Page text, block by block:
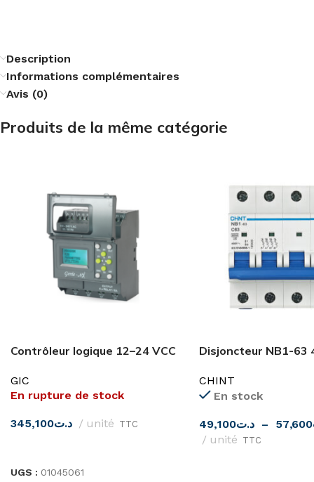
Description
Informations complémentaires
Avis (0)
Produits de la même catégorie
Contrôleur logique 12–24 VCC
GIC
En rupture de stock
د.ت345,100 unité TTC
UGS : 01045061
Disjoncteur NB1-63
CHINT
En stock
د.ت49,100 –
57,600
unité TTC